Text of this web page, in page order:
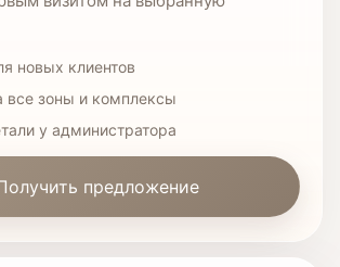
новых клиентов
все зоны и комплексы
у администратора
предложение